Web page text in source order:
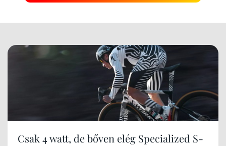
Csak 4 watt, de bőven elég Specialized S-